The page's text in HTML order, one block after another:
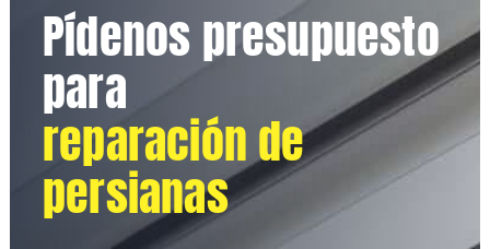
Pídenos presupuesto
para
reparación de
persianas